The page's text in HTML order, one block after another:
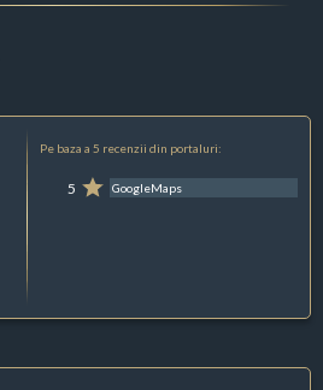
Pe baza a 5 recenzii din portaluri:
5 GoogleMaps